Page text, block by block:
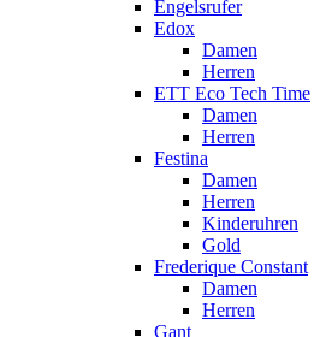
Engelsrufer
Edox
Damen
Herren
ETT Eco Tech Time
Damen
Herren
Festina
Damen
Herren
Kinderuhren
Gold
Frederique Constant
Damen
Herren
Gant